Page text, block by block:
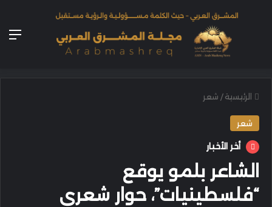
الرئيسية / شعر
شعر
أخر الأخبار
الشاعر بلمو يوقع
“فلسطينيات”، حوار شعري